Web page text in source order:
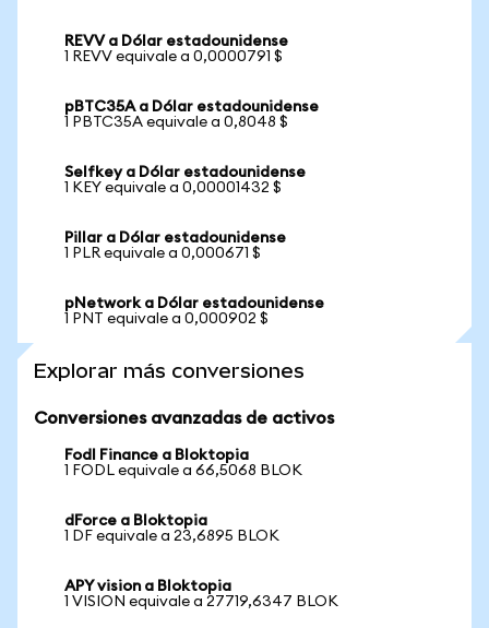
REVV a Dólar estadounidense
1 REVV equivale a 0,0000791 $
pBTC35A a Dólar estadounidense
1 PBTC35A equivale a 0,8048 $
Selfkey a Dólar estadounidense
1 KEY equivale a 0,00001432 $
Pillar a Dólar estadounidense
1 PLR equivale a 0,000671 $
pNetwork a Dólar estadounidense
1 PNT equivale a 0,000902 $
Explorar más conversiones
Conversiones avanzadas de activos
Fodl Finance a Bloktopia
1 FODL equivale a 66,5068 BLOK
dForce a Bloktopia
1 DF equivale a 23,6895 BLOK
APY vision a Bloktopia
1 VISION equivale a 27719,6347 BLOK